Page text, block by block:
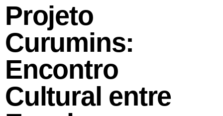
Projeto
Curumins:
Encontro
Cultural entre